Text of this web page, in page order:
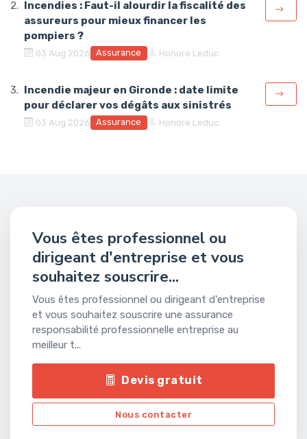
Incendies : Faut-il alourdir la fiscalité des
assureurs pour mieux financer les
pompiers ?
03 Aug 2026 Assurance Honore Leduc
Incendie majeur en Gironde : date limite
pour déclarer vos dégâts aux sinistrés
03 Aug 2026 Assurance Honore Leduc
Vous êtes professionnel ou
dirigeant d'entreprise et vous
souhaitez souscrire...
Vous êtes professionnel ou dirigeant d'entreprise
et vous souhaitez souscrire une assurance
responsabilité professionnelle entreprise au
meilleur t...
Devis gratuit
Nous contacter